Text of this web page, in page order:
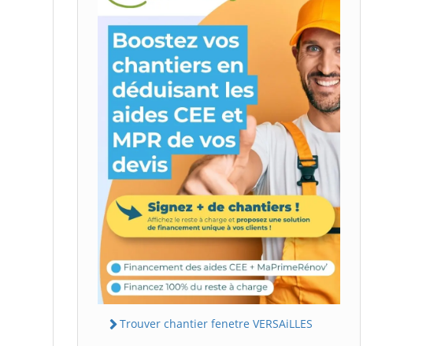
Trouver chantier fenetre VERSAiLLES